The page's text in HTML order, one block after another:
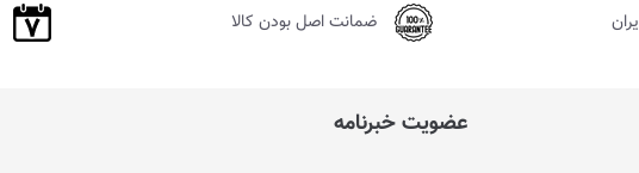
ضمانت اصل بودن کالا
عضویت خبرنامه